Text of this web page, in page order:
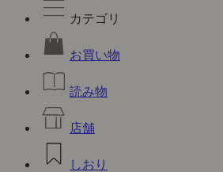
カテゴリ
お買い物
読み物
店舗
しおり